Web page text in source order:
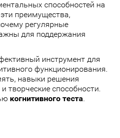
способностей на
преимущества,
регулярные
для поддержания
инструмент для
функционирования.
навыки решения
творческие способности.
когнитивного теста.